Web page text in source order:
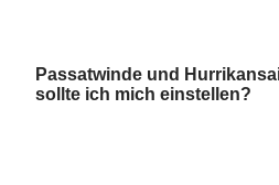
Passatwinde und
sollte ich mich einstellen?